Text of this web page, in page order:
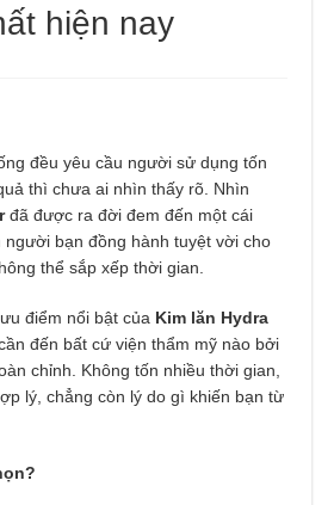
hiện nay
đều yêu cầu người sử dụng tốn
thì chưa ai nhìn thấy rõ. Nhìn
đã được ra đời đem đến một cái
bạn đồng hành tuyệt vời cho
thể sắp xếp thời gian.
điểm nổi bật của Kim lăn Hydra
đến bất cứ viện thẩm mỹ nào bởi
chỉnh. Không tốn nhiều thời gian,
lý, chẳng còn lý do gì khiến bạn từ